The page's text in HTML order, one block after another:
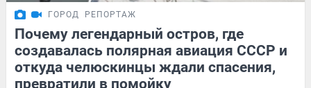
ГОРОД РЕПОРТАЖ
Почему легендарный остров, где
создавалась полярная авиация СССР и
откуда челюскинцы ждали спасения,
превратили в помойку